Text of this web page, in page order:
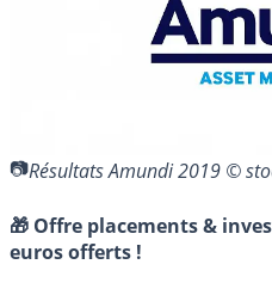
Résultats Amundi 2019 ©
🎁 Offre placements &
euros offerts !